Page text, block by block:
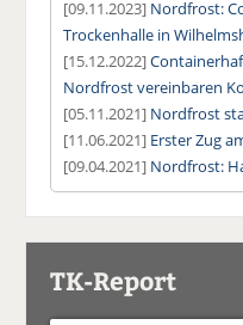
[09.11.2023] Nordfrost:
Trockenhalle in
[15.12.2022]
Nordfrost vereinbaren
[05.11.2021] Nordfrost
[11.06.2021] Erster Zug
[09.04.2021] Nordfrost:
TK-Report